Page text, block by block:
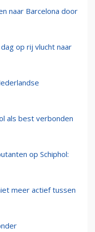
naar Barcelona door
op rij vlucht naar
als best verbonden
op Schiphol:
meer actief tussen